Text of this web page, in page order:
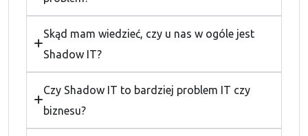
Skąd mam wiedzieć, czy u nas w ogóle jest
Shadow IT?
Czy Shadow IT to bardziej problem IT czy
biznesu?